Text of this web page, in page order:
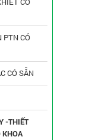
PTN CÓ
CÓ SẴN
-THIẾT
KHOA